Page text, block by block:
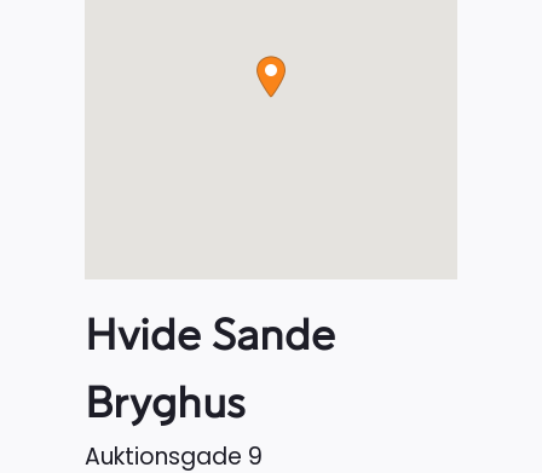
Hvide Sande
Bryghus
Auktionsgade 9